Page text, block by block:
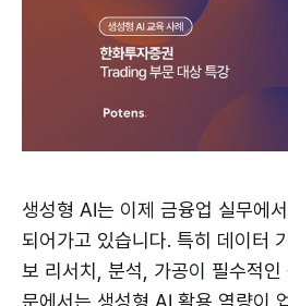
생성형 AI는 이제 금융업 실무에
되어가고 있습니다. 특히 데이터
보 리서치, 분석, 가공이 필수적